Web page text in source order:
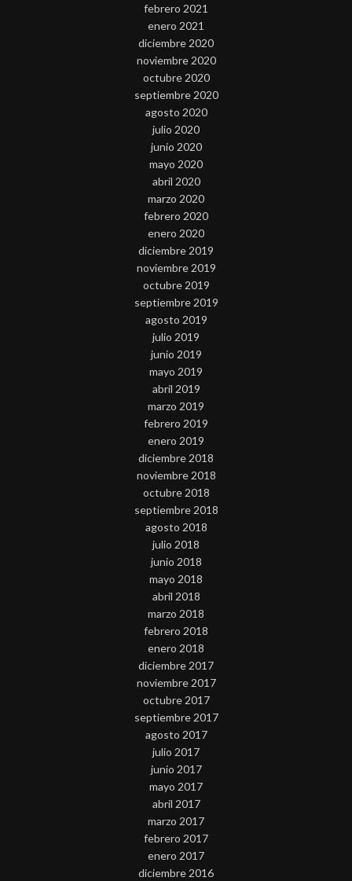
febrero 2021
enero 2021
diciembre 2020
noviembre 2020
octubre 2020
septiembre 2020
agosto 2020
julio 2020
junio 2020
mayo 2020
abril 2020
marzo 2020
febrero 2020
enero 2020
diciembre 2019
noviembre 2019
octubre 2019
septiembre 2019
agosto 2019
julio 2019
junio 2019
mayo 2019
abril 2019
marzo 2019
febrero 2019
enero 2019
diciembre 2018
noviembre 2018
octubre 2018
septiembre 2018
agosto 2018
julio 2018
junio 2018
mayo 2018
abril 2018
marzo 2018
febrero 2018
enero 2018
diciembre 2017
noviembre 2017
octubre 2017
septiembre 2017
agosto 2017
julio 2017
junio 2017
mayo 2017
abril 2017
marzo 2017
febrero 2017
enero 2017
diciembre 2016